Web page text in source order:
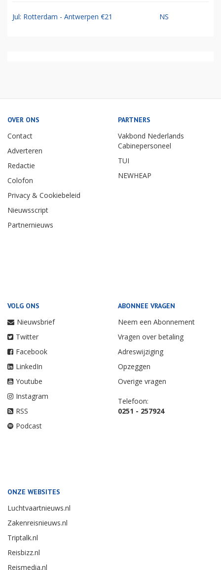
Jul: Rotterdam - Antwerpen €21 NS
OVER ONS
Contact
Adverteren
Redactie
Colofon
Privacy & Cookiebeleid
Nieuwsscript
Partnernieuws
PARTNERS
Vakbond Nederlands
Cabinepersoneel
TUI
NEWHEAP
VOLG ONS
Nieuwsbrief
Twitter
Facebook
LinkedIn
Youtube
Instagram
RSS
Podcast
ABONNEE VRAGEN
Neem een Abonnement
Vragen over betaling
Adreswijziging
Opzeggen
Overige vragen
Telefoon:
0251 - 257924
ONZE WEBSITES
Luchtvaartnieuws.nl
Zakenreisnieuws.nl
Triptalk.nl
Reisbizz.nl
Reismedia.nl